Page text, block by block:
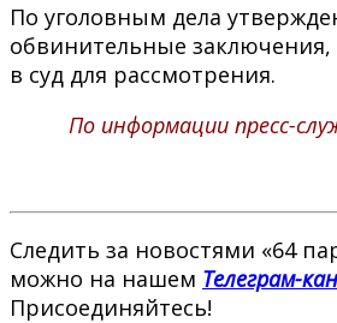
По уголовным дела
обвинительные
в суд для рассмотрения.
По информации пресс-
Следить за новостями «64
можно на нашем Телеграм-
Присоединяйтесь!